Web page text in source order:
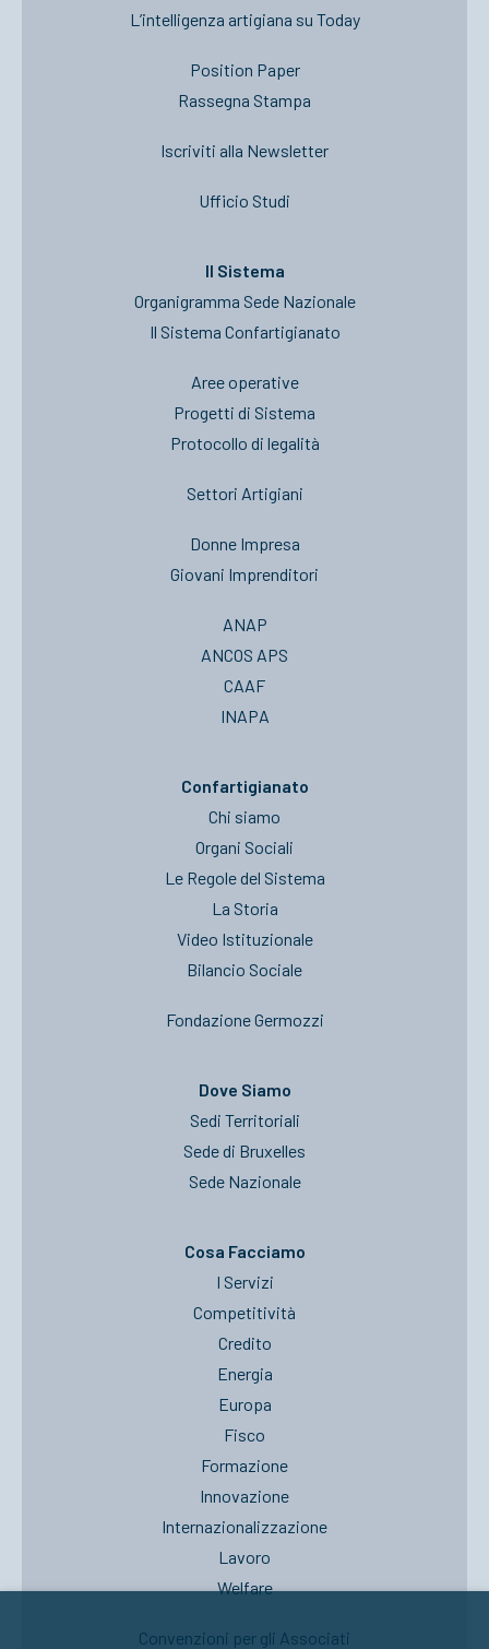
L’intelligenza artigiana su Today
Position Paper
Rassegna Stampa
Iscriviti alla Newsletter
Ufficio Studi
Il Sistema
Organigramma Sede Nazionale
Il Sistema Confartigianato
Aree operative
Progetti di Sistema
Protocollo di legalità
Settori Artigiani
Donne Impresa
Giovani Imprenditori
ANAP
ANCOS APS
CAAF
INAPA
Confartigianato
Chi siamo
Organi Sociali
Le Regole del Sistema
La Storia
Video Istituzionale
Bilancio Sociale
Fondazione Germozzi
Dove Siamo
Sedi Territoriali
Sede di Bruxelles
Sede Nazionale
Cosa Facciamo
I Servizi
Competitività
Credito
Energia
Europa
Fisco
Formazione
Innovazione
Internazionalizzazione
Lavoro
Welfare
Convenzioni per gli Associati